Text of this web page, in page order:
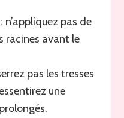
: n’appliquez pas de
racines avant le
pas les tresses
une